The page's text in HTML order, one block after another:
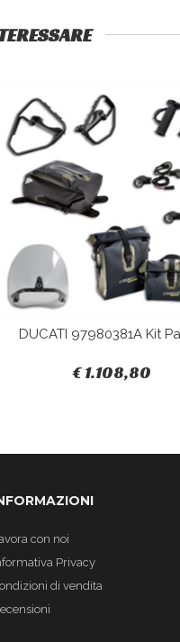
DUCATI 97980381A Kit
€ 1.108,80
con noi
Privacy
di vendita